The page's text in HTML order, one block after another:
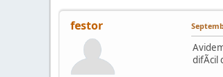
festor
difÃ­cil